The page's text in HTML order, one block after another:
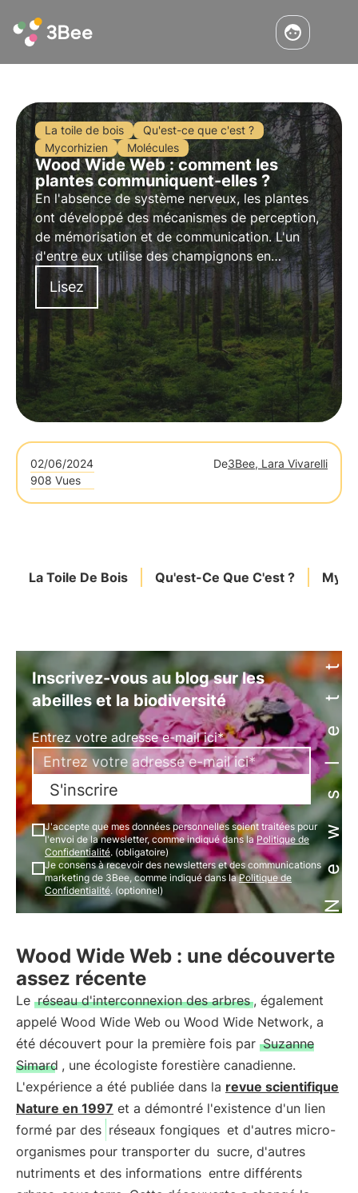
La toile de bois
Qu'est-ce que c'est ?
Mycorhizien
Molécules
Wood Wide Web : comment les
plantes communiquent-elles ?
En l'absence de système nerveux, les plantes
ont développé des mécanismes de perception,
de mémorisation et de communication. L'un
d'entre eux utilise des champignons en
symbiose avec les racines des arbres, qui sont
capables de créer un réseau dense pour le
transport d'informations importantes et de
nutriments.
Lisez
02/06/2024 De3Bee, Lara Vivarelli
908 Vues
La Toile De Bois Qu'est-Ce Que C'est ? Newsletter
Inscrivez-vous au blog sur les
abeilles et la biodiversité
Entrez votre adresse e-mail ici*
S'inscrire
J'accepte que mes données personnelles soient traitées pour
l'envoi de la newsletter, comme indiqué dans laPolitique de
Confidentialité. (obligatoire)
Je consens à recevoir des newsletters et des communications
marketing de 3Bee, comme indiqué dans laPolitique de
Confidentialité. (optionnel)
Wood Wide Web : une découverte
assez récente
Le réseau d'interconnexion des arbres , également
appelé Wood Wide Web ou Wood Wide Network, a
été découvert pour la première fois par Suzanne
Simard , une écologiste forestière canadienne.
L'expérience a été publiée dans la revue scientifique
Nature en 1997 et a démontré l'existence d'un lien
formé par des réseaux fongiques et d'autres micro-
organismes pour transporter du sucre, d'autres
nutriments et des informations entre différents